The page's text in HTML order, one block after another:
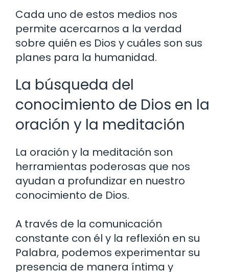
Cada uno de estos medios nos
permite acercarnos a la verdad
sobre quién es Dios y cuáles son sus
planes para la humanidad.
La búsqueda del
conocimiento de Dios en la
oración y la meditación
La oración y la meditación son
herramientas poderosas que nos
ayudan a profundizar en nuestro
conocimiento de Dios.
A través de la comunicación
constante con él y la reflexión en su
Palabra, podemos experimentar su
presencia de manera íntima y